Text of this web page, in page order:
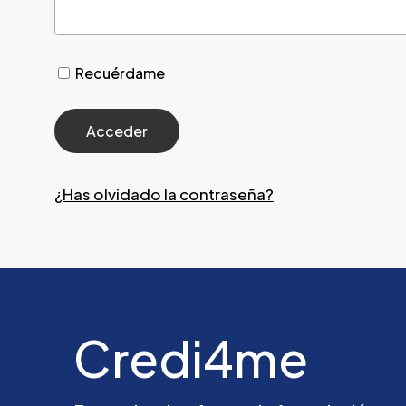
Recuérdame
¿Has olvidado la contraseña?
Credi4me